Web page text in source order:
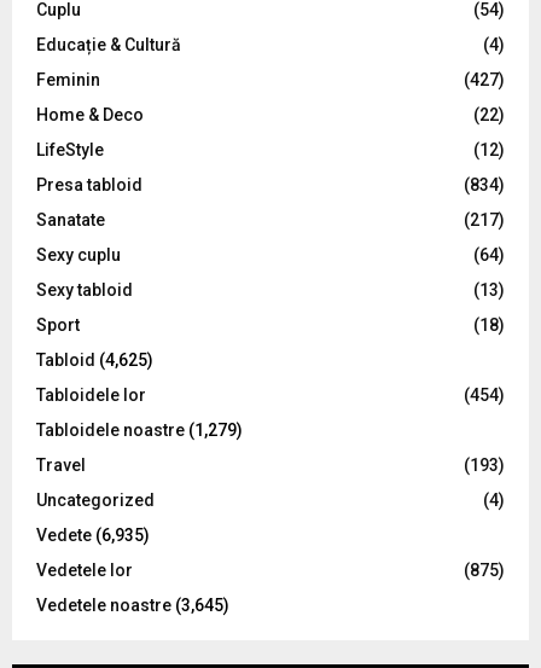
C
Cuplu
(54)
Educație & Cultură
(4)
Feminin
(427)
Home & Deco
(22)
LifeStyle
(12)
Presa tabloid
(834)
Sanatate
(217)
Sexy cuplu
(64)
Sexy tabloid
(13)
Sport
(18)
Tabloid (4,625)
Tabloidele lor
(454)
Tabloidele noastre (1,279)
Travel
(193)
Uncategorized
(4)
Vedete (6,935)
Vedetele lor
(875)
Vedetele noastre (3,645)